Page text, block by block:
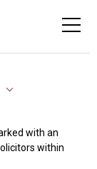
with an
within